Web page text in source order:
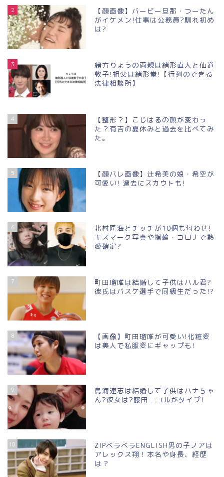
2
【顔画像】バービー旦那・つーたん
がイケメン!仕事は公務員?馴れ初め
は?
3
緒方りょうの両親は緒形直人と仙道
敦子!祖父は緒形拳!【行列のできる
法律相談所】
4
【整形？】こじはるの顔が変わっ
た？有吉の夏休みと過去を比べてみ
た。
5
【顔バレ画像】辻希美の娘・希空が
可愛い! 過去にスカウトも!
6
北村匠海とチッチが10個も匂わせ!
キスマーク写真や指輪・コロナで熱
愛確定?
7
町田瑠唯は結婚して子供はハル君?
彼氏はバスケ選手で同級生だった!?
8
【画像】町田瑠唯が可愛い!化粧姿
は美人で私服姿にギャップも!
9
鳥海連志は結婚して子供はハナちゃ
ん?彼女は?藤田ニコルがタイプ!
10
ZIPベラベラENGLISH男の子ノアは
アレックス翔！本名や身長、経歴
は？